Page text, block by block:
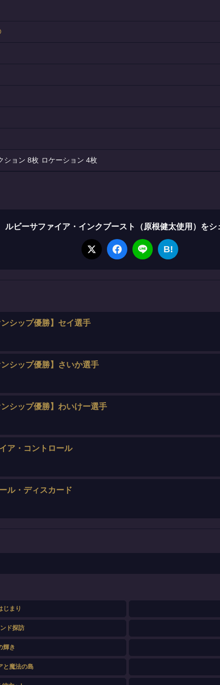
8枚 4枚
ルビーサファイア・インクブースト（原根健太使用）をシ
B!
ンシップ優勝】セイ選手
ンシップ優勝】さいか選手
ンシップ優勝】わいけー選手
ア・コントロール
ル・ディスカード
じまり
ド探訪
輝き
と魔法の島